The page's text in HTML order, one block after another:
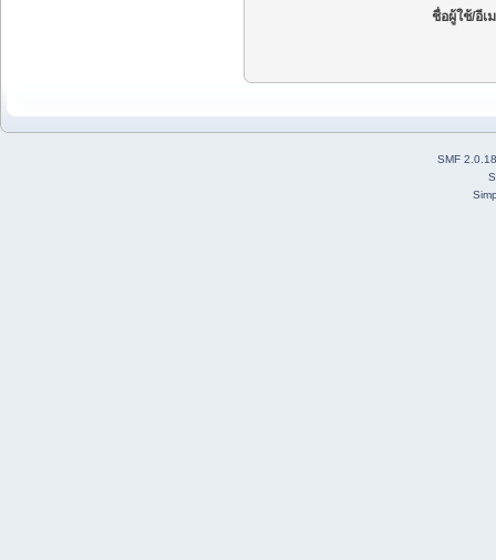
ชื่อผู้ใช้/อีเ
SMF 2.0.18